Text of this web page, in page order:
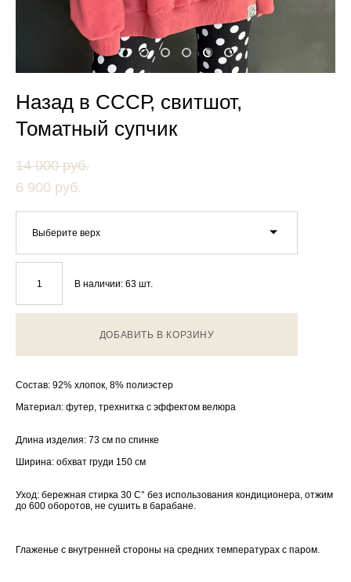
Назад в СССР, свитшот,
Томатный супчик
14 000 pуб.
6 900 pуб.
Выберите верх
В наличии: 63 шт.
ДОБАВИТЬ В КОРЗИНУ
Состав: 92% хлопок, 8% полиэстер
Материал: футер, трехнитка с эффектом велюра
Длина изделия: 73 см по спинке
Ширина: обхват груди 150 см
Уход: бережная стирка 30 С° без использования кондиционера, отжим
до 600 оборотов, не сушить в барабане.
Глаженье с внутренней стороны на средних температурах с паром.